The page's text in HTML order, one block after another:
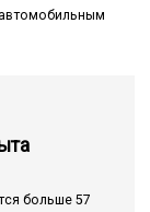
больше 57